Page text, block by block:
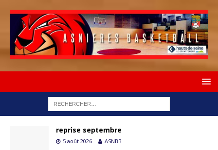
reprise septembre
5 août 2026 ASNBB